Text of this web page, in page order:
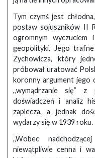
Tym czymś jest
postaw sojuszników II
ogromnym wyczuciem
geopolityki. Jego
Zychowicza, który
próbował uratować
koronny argument jego
,,wymądrzanie się” z
doświadczeń i analiz
zaplecza, a jednak
wydarzy się w 1939 roku.
,,Wobec
niewątpliwie cenna i